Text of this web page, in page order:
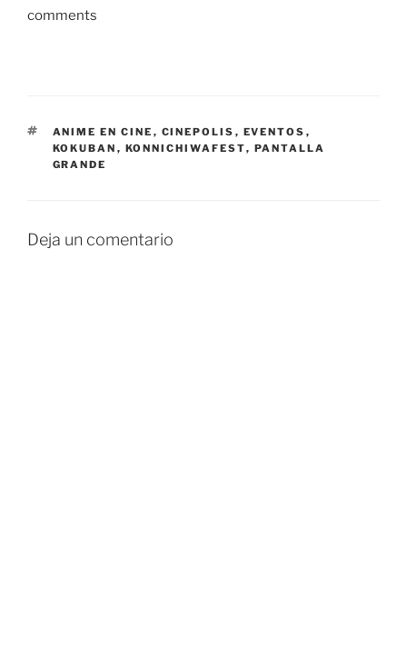
comments
ETIQUETAS
ANIME EN CINE , CINEPOLIS , EVENTOS ,
KOKUBAN , KONNICHIWAFEST, PANTALLA
GRANDE
Deja un comentario